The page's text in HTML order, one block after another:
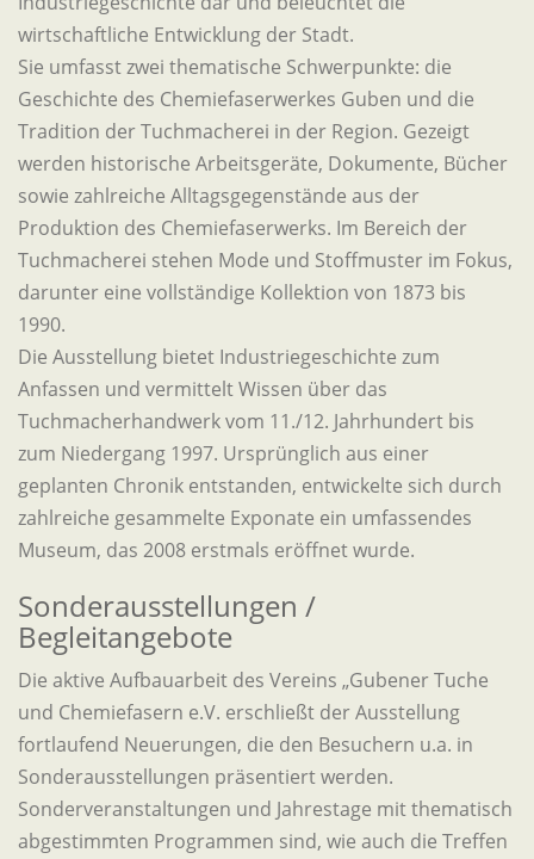
wirtschaftliche Entwicklung der Stadt.
Sie umfasst zwei thematische Schwerpunkte: die
Geschichte des Chemiefaserwerkes Guben und die
Tradition der Tuchmacherei in der Region. Gezeigt
werden historische Arbeitsgeräte, Dokumente, Bücher
sowie zahlreiche Alltagsgegenstände aus der
Produktion des Chemiefaserwerks. Im Bereich der
Tuchmacherei stehen Mode und Stoffmuster im Fokus,
darunter eine vollständige Kollektion von 1873 bis
1990.
Die Ausstellung bietet Industriegeschichte zum
Anfassen und vermittelt Wissen über das
Tuchmacherhandwerk vom 11./12. Jahrhundert bis
zum Niedergang 1997. Ursprünglich aus einer
geplanten Chronik entstanden, entwickelte sich durch
zahlreiche gesammelte Exponate ein umfassendes
Museum, das 2008 erstmals eröffnet wurde.
Sonderausstellungen /
Begleitangebote
Die aktive Aufbauarbeit des Vereins „Gubener Tuche
und Chemiefasern e.V. erschließt der Ausstellung
fortlaufend Neuerungen, die den Besuchern u.a. in
Sonderausstellungen präsentiert werden.
Sonderveranstaltungen und Jahrestage mit thematisch
abgestimmten Programmen sind, wie auch die Treffen